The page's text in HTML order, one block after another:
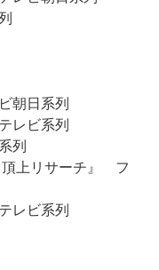
朝日系列
レビ系列
列
頂上リサーチ』 フ
レビ系列